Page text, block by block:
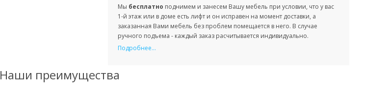
Мы бесплатно поднимем и занесем Вашу мебель при условии, что у вас
1-й этаж или в доме есть лифт и он исправен на момент доставки, а
заказанная Вами мебель без проблем помещается в него. В случае
ручного подъема - каждый заказ расчитывается индивидуально.
Подробнее...
Наши преимущества